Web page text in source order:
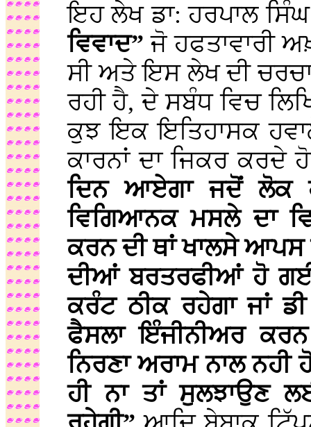
ਇਹ ਲੇਖ ਡਾ: ਹਰਪਾਲ
ਵਿਵਾਦ” ਜੋ ਹਫਤਾਵਾਰੀ
ਸੀ ਅਤੇ ਇਸ ਲੇਖ ਦੀ
ਰਹੀ ਹੈ, ਦੇ ਸਬੰਧ ਵਿਚ
ਕੁਝ ਇਕ ਇਤਿਹਾਸਕ
ਕਾਰਨਾਂ ਦਾ ਜਿਕਰ ਕਰਦੇ
ਦਿਨ ਆਏਗਾ ਜਦੋਂ ਲੋਕ
ਵਿਗਿਆਨਕ ਮਸਲੇ ਦਾ
ਕਰਨ ਦੀ ਥਾਂ ਖਾਲਸੇ
ਦੀਆਂ ਬਰਤਰਫੀਆਂ ਹੋ
ਕਰੰਟ ਠੀਕ ਰਹੇਗਾ ਜਾਂ
ਫੈਸਲਾ ਇੰਜੀਨੀਅਰ
ਨਿਰਣਾ ਅਰਾਮ ਨਾਲ
ਹੀ ਨਾ ਤਾਂ ਸੁਲਝਾਉਣ